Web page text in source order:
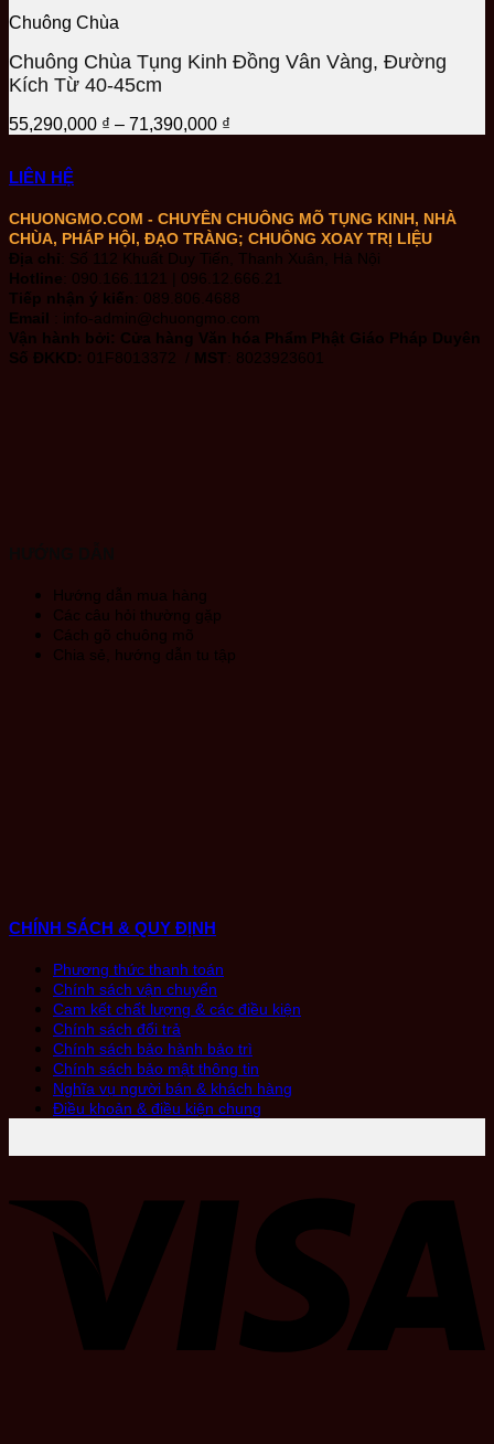
Chuông Chùa
Chuông Chùa Tụng Kinh Đồng Vân Vàng, Đường
Kích Từ 40-45cm
55,290,000 ₫ – 71,390,000 ₫
71,390,000 ₫
LIÊN HỆ
CHUONGMO.COM - CHUYÊN CHUÔNG MÕ TỤNG KINH, NHÀ
CHÙA, PHÁP HỘI, ĐẠO TRÀNG; CHUÔNG XOAY TRỊ LIỆU
Địa chỉ : Số 112 Khuất Duy Tiến, Thanh Xuân, Hà Nội
Hotline : 090.166.1121 | 096.12.666.21
Tiếp nhận ý kiến
: 089.806.4688
Email
: info-admin@chuongmo.com
Vận hành bởi: Cửa hàng Văn hóa Phẩm Phật Giáo Pháp Duyên
Số ĐKKD: 01F8013372 / MST : 8023923601
Hướng dẫn mua hàng
Các câu hỏi thường gặp
Cách gõ chuông mõ
Chia sẻ, hướng dẫn tu tập
CHÍNH SÁCH & QUY ĐỊNH
Phương thức thanh toán
Chính sách vận chuyển
Cam kết chất lượng & các điều kiện
Chính sách đổi trả
Chính sách bảo hành bảo trì
Chính sách bảo mật thông tin
Nghĩa vụ người bán & khách hàng
Điều khoản & điều kiện chung